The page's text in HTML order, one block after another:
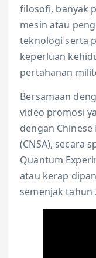
filosofi, banyak
mesin atau
teknologi serta
keperluan
pertahanan
Bersamaan
video promosi
dengan
(CNSA), secara
Quantum
atau kerap
semenjak tahun